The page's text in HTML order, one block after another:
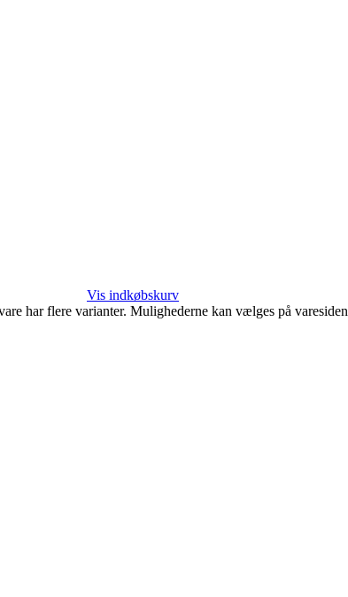
Vis indkøbskurv
har flere varianter. Mulighederne kan vælges på varesiden